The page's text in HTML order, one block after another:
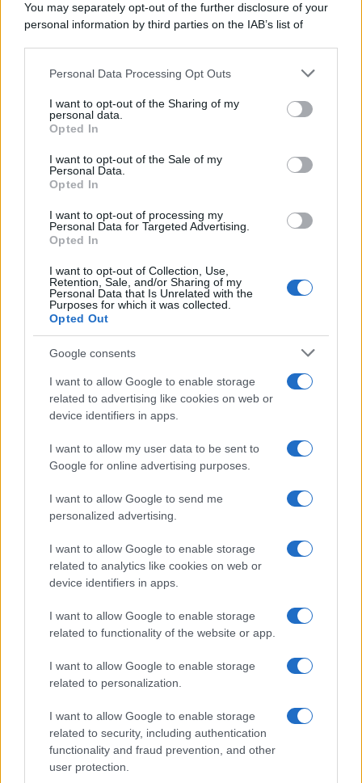
You may separately opt-out of the further disclosure of your
personal information by third parties on the IAB’s list of
This information may also be disclosed by us to third parties
disclose it to other third parties.
Please note that this website/app uses one or more Google
services and may gather and store information including but
not limited to your visit or usage behaviour. You may click to
grant or deny consent to Google and its third-party tags to
consent section.
Personal Data Processing Opt Outs
I want to opt-out of the Sharing of my
personal data.
Opted In
I want to opt-out of the Sale of my
Personal Data.
Opted In
I want to opt-out of processing my
Personal Data for Targeted Advertising.
Opted In
I want to opt-out of Collection, Use,
Retention, Sale, and/or Sharing of my
Personal Data that Is Unrelated with the
Purposes for which it was collected.
Opted Out
Google consents
I want to allow Google to enable storage
related to advertising like cookies on web or
device identifiers in apps.
I want to allow my user data to be sent to
Google for online advertising purposes.
I want to allow Google to send me
personalized advertising.
I want to allow Google to enable storage
related to analytics like cookies on web or
device identifiers in apps.
I want to allow Google to enable storage
related to functionality of the website or app.
I want to allow Google to enable storage
related to personalization.
I want to allow Google to enable storage
related to security, including authentication
functionality and fraud prevention, and other
user protection.